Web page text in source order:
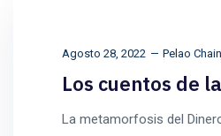
Agosto 28, 2022 Pelao Chain
Los cuentos de
La metamorfosis del